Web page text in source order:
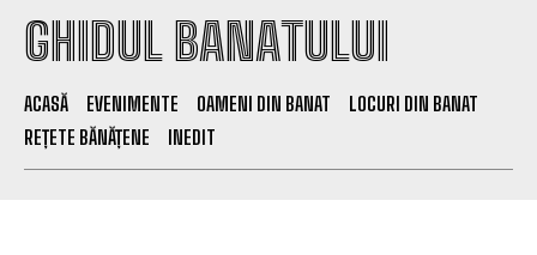
GHIDUL BANATULUI
ACASĂ EVENIMENTE OAMENI DIN BANAT
LOCURI DIN BANAT
REȚETE BĂNĂȚENE
INEDIT